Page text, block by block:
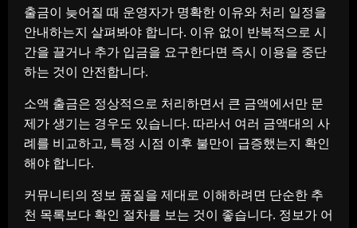
출금이 늦어질 때 운영자가 명확한 이유와 처리 일정을
안내하는지 살펴봐야 합니다. 이유 없이 반복적으로 시
간을 끌거나 추가 입금을 요구한다면 즉시 이용을 중단
하는 것이 안전합니다.
소액 출금은 정상적으로 처리하면서 큰 금액에서만 문
제가 생기는 경우도 있습니다. 따라서 여러 금액대의 사
례를 비교하고, 특정 시점 이후 불만이 급증했는지 확인
해야 합니다.
커뮤니티의 정보 품질을 제대로 이해하려면 단순한 추
천 목록보다 확인 절차를 보는 것이 좋습니다. 정보가 어